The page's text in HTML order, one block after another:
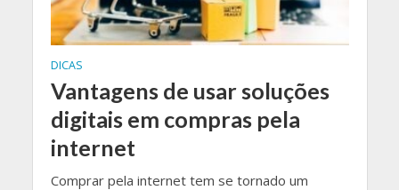
DICAS
Vantagens de usar soluções
digitais em compras pela
internet
Comprar pela internet tem se tornado um